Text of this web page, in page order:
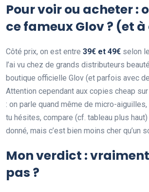
Pour voir ou acheter :
ce fameux Glov ? (et
Côté prix, on est entre 39€ et 49€ selon
l’ai vu chez de grands distributeurs
boutique officielle Glov (et parfois avec
Attention cependant aux copies cheap
: on parle quand même de micro-
tu hésites, compare (cf. tableau plus haut)
donné, mais c’est bien moins cher qu’un
Mon verdict :
pas ?